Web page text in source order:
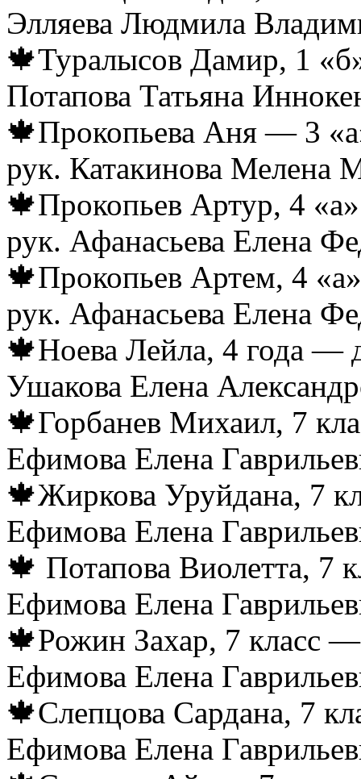
Элляева Людмила
🍁Туралысов Дамир, 1
Потапова Татьяна
🍁Прокопьева Аня — 3
рук. Катакинова Мелена
🍁Прокопьев Артур, 4
рук. Афанасьева Елена
🍁Прокопьев Артем, 4
рук. Афанасьева Елена
🍁Ноева Лейла, 4 года —
Ушакова Елена
🍁Горбанев Михаил, 7
Ефимова Елена
🍁Жиркова Уруйдана, 7
Ефимова Елена
🍁 Потапова Виолетта, 7
Ефимова Елена
🍁Рожин Захар, 7 класс
Ефимова Елена
🍁Слепцова Сардана, 7
Ефимова Елена